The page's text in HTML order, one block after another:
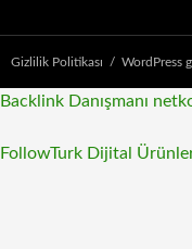
Gizlilik Politikası WordPress
Backlink Danışmanı
FollowTurk Dijital